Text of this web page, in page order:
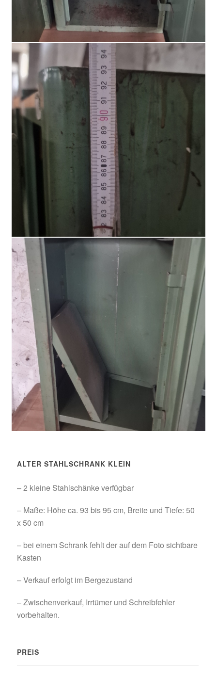
ALTER STAHLSCHRANK KLEIN
– 2 kleine Stahlschänke verfügbar
– Maße: Höhe ca. 93 bis 95 cm, Breite und Tiefe: 50
x 50 cm
– bei einem Schrank fehlt der auf dem Foto sichtbare
Kasten
– Verkauf erfolgt im Bergezustand
– Zwischenverkauf, Irrtümer und Schreibfehler
vorbehalten.
PREIS